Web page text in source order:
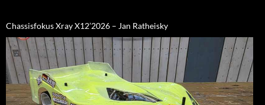
Chassisfokus Xray X12’2026 – Jan Ratheisky